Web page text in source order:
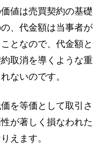
値は売買契約の基礎
、代金額は当事者が
となので、代金額と
取消を導くような重
ないのです。
を等価として取引さ
が著しく損なわれた
えます。